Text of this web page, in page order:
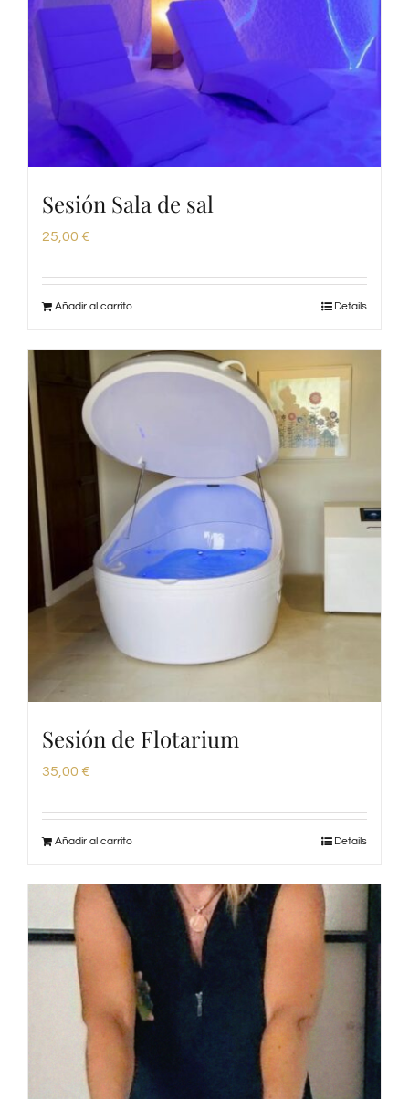
Sesión Sala de sal
25,00 €
Añadir al carrito Details
Sesión de Flotarium
35,00 €
Añadir al carrito Details